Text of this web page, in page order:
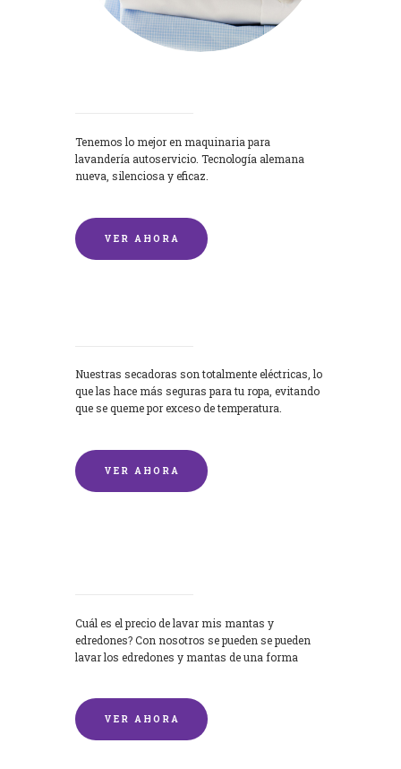
Tenemos lo mejor en maquinaria para
lavandería autoservicio. Tecnología alemana
nueva, silenciosa y eficaz.
VER AHORA
Nuestras secadoras son totalmente eléctricas, lo
que las hace más seguras para tu ropa, evitando
que se queme por exceso de temperatura.
VER AHORA
Cuál es el precio de lavar mis mantas y
edredones? Con nosotros se pueden se pueden
lavar los edredones y mantas de una forma
VER AHORA